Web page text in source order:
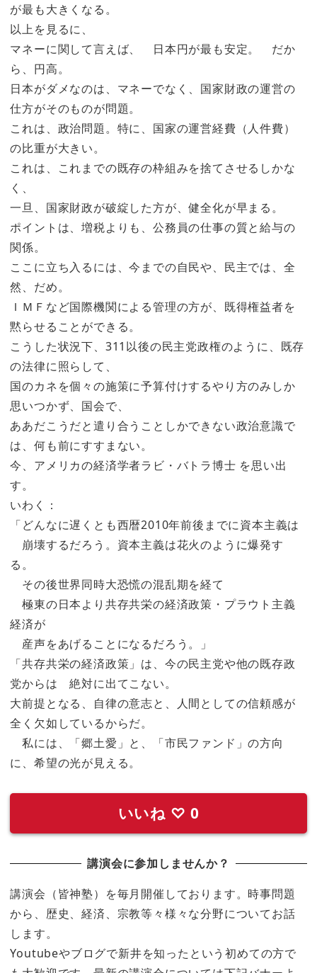
が最も大きくなる。
以上を見るに、
マネーに関して言えば、 日本円が最も安定。 だか
ら、円高。
日本がダメなのは、マネーでなく、国家財政の運営の
仕方がそのものが問題。
これは、政治問題。特に、国家の運営経費（人件費）
の比重が大きい。
これは、これまでの既存の枠組みを捨てさせるしかな
く、
一旦、国家財政が破綻した方が、健全化が早まる。
ポイントは、増税よりも、公務員の仕事の質と給与の
関係。
ここに立ち入るには、今までの自民や、民主では、全
然、だめ。
ＩＭＦなど国際機関による管理の方が、既得権益者を
黙らせることができる。
こうした状況下、311以後の民主党政権のように、既存
の法律に照らして、
国のカネを個々の施策に予算付けするやり方のみしか
思いつかず、国会で、
ああだこうだと遣り合うことしかできない政治意識で
は、何も前にすすまない。
今、アメリカの経済学者ラビ・バトラ博士 を思い出
す。
いわく：
「どんなに遅くとも西暦2010年前後までに資本主義は
崩壊するだろう。資本主義は花火のように爆発す
る。
その後世界同時大恐慌の混乱期を経て
極東の日本より共存共栄の経済政策・プラウト主義
経済が
産声をあげることになるだろう。」
「共存共栄の経済政策」は、今の民主党や他の既存政
党からは 絶対に出てこない。
大前提となる、自律の意志と、人間としての信頼感が
全く欠如しているからだ。
私には、「郷土愛」と、「市民ファンド」の方向
に、希望の光が見える。
いいね ♡ 0
講演会に参加しませんか？
講演会（皆神塾）を毎月開催しております。時事問題
から、歴史、経済、宗教等々様々な分野についてお話
します。
Youtubeやブログで新井を知ったという初めての方で